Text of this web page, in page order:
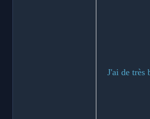
J'ai de très